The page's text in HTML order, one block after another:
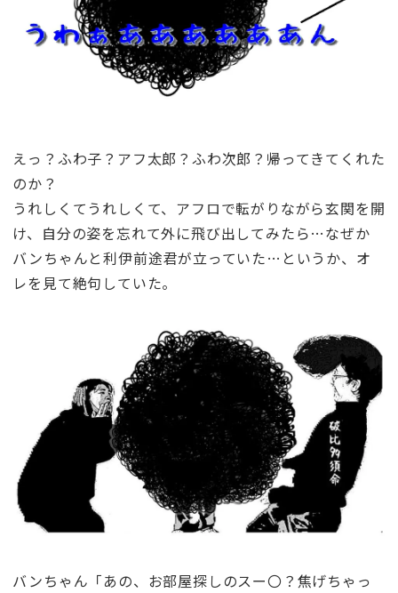
えっ？ふわ子？アフ太郎？ふわ次郎？帰ってきてくれた
のか？
うれしくてうれしくて、アフロで転がりながら玄関を開
け、自分の姿を忘れて外に飛び出してみたら…なぜか
バンちゃんと利伊前途君が立っていた…というか、オ
レを見て絶句していた。
バンちゃん「あの、お部屋探しのスー〇？焦げちゃっ